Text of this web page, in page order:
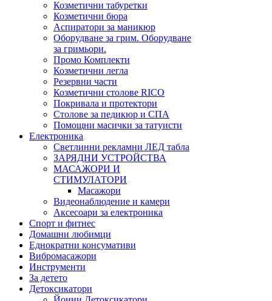
Козметични табуретки
Козметични бюра
Аспиратори за маникюр
Оборудване за грим. Оборудване
за гримьори.
Промо Комплекти
Козметични легла
Резервни части
Козметични столове RICO
Покривала и протектори
Столове за педикюр и СПА
Помощни масички за татуисти
Електроника
Светлинни рекламни ЛЕД табла
ЗАРЯДНИ УСТРОЙСТВА
МАСАЖОРИ И
СТИМУЛАТОРИ
Масажори
Видеонаблюдение и камери
Аксесоари за електроника
Спорт и фитнес
Домашни любимци
Еднократни консумативи
Вибромасажори
Инструменти
За детето
Детоксикатори